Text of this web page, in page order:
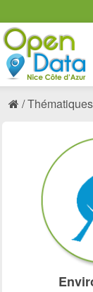
Thématiques